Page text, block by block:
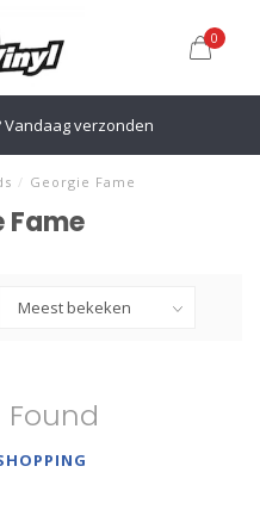
0
Vandaag verzonden
/ Georgie Fame
Fame